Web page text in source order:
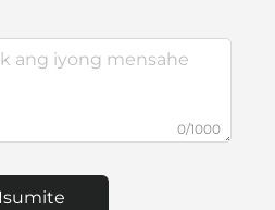
0/1000
Isumite